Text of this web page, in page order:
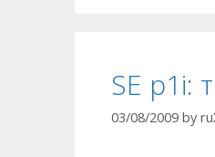
SE p1i:
03/08/2009 by